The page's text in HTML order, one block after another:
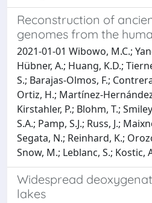
Reconstruction of
genomes from the
2021-01-01 Wibowo, M.C.;
Hübner, A.; Huang, K.D.;
S.; Barajas-Olmos, F.;
Ortiz, H.; Martínez-
Kirstahler, P.; Blohm, T.;
S.A.; Pamp, S.J.; Russ, J.;
Segata, N.; Reinhard, K.;
Snow, M.; Leblanc, S.; Kostic,
Widespread
lakes